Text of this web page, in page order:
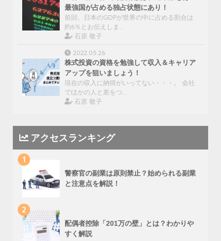
最強国が占める独占状態にあり！
前回、日本のGDPが世界の中に占める割合は
約6％とお伝えしま…
石原 敬子
2022.05.26
株式投資の資格を勉強して収入＆キャリア
アップを狙いましょう！
現在の収入に納得がいってない・・・。 会社
でほかの人と差をつ…
石原 敬子
アクセスランキング
1
警察官の副業は原則禁止？始められる副業
と注意点を解説！
2
配偶者控除「201万の壁」とは？わかりや
すく解説